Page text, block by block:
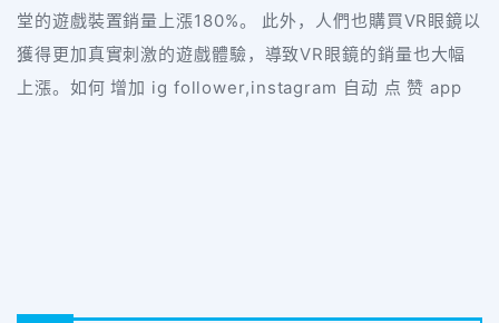
堂的遊戲裝置銷量上漲180%。 此外，人們也購買VR眼鏡以
獲得更加真實刺激的遊戲體驗，導致VR眼鏡的銷量也大幅
上漲。如何 增加 ig follower,instagram 自动 点 赞 app